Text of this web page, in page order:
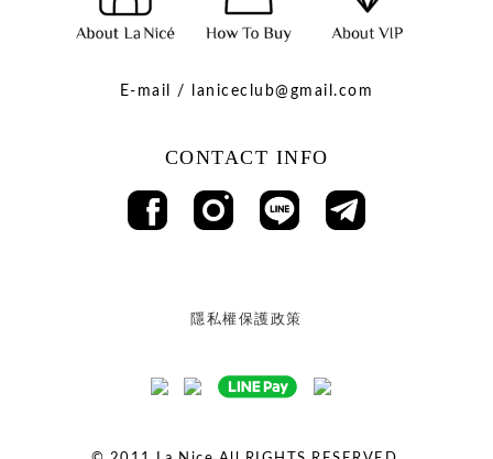
E-mail / laniceclub@gmail.com
CONTACT INFO
隱私權保護政策